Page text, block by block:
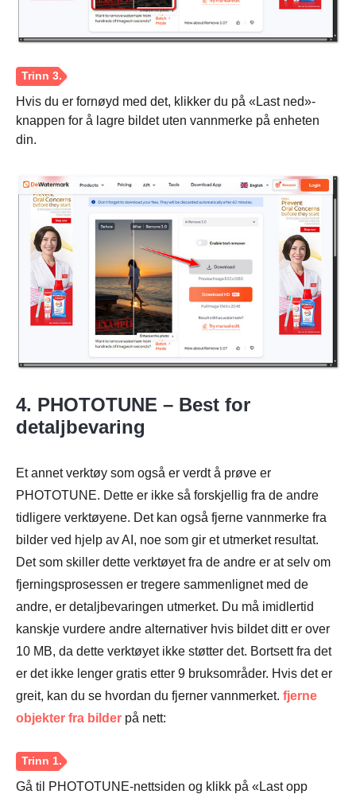
Trinn 1.
Steg 2.
Hvis du er fornøyd med det, klikker du på «Last ned»-
knappen for å lagre bildet uten vannmerke på enheten
din.
4. PHOTOTUNE – Best for
detaljbevaring
Et annet verktøy som også er verdt å prøve er
PHOTOTUNE. Dette er ikke så forskjellig fra de andre
tidligere verktøyene. Det kan også fjerne vannmerke fra
bilder ved hjelp av AI, noe som gir et utmerket resultat.
Det som skiller dette verktøyet fra de andre er at selv om
fjerningsprosessen er tregere sammenlignet med de
andre, er detaljbevaringen utmerket. Du må imidlertid
kanskje vurdere andre alternativer hvis bildet ditt er over
10 MB, da dette verktøyet ikke støtter det. Bortsett fra det
er det ikke lenger gratis etter 9 bruksområder. Hvis det er
greit, kan du se hvordan du fjerner vannmerket. fjerne
objekter fra bilder på nett:
Gå til PHOTOTUNE-nettsiden og klikk på «Last opp